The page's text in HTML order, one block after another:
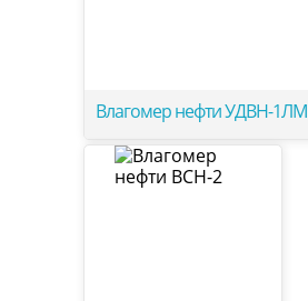
Влагомер нефти УДВН-1ЛМ